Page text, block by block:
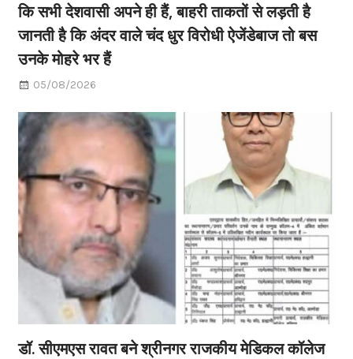
कि सभी देशवासी अपने ही हैं, बाहरी ताकतों से लड़ती है
जानती है कि अंदर वाले चंद धुर विरोधी ऐजेंडेबाज तो बस
उनके मोहरे भर हैं
05/08/2026
डॉ. सीएमएस रावत बने श्रीनगर राजकीय मेडिकल कॉलेज